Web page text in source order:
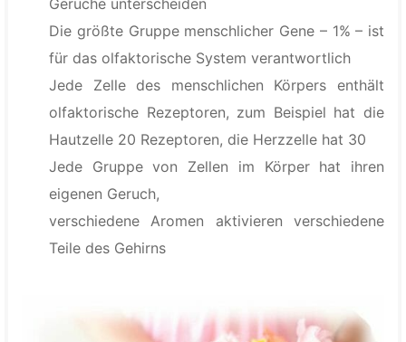
Die größte Gruppe menschlicher Gene – 1% – ist
für das olfaktorische System verantwortlich
Jede Zelle des menschlichen Körpers enthält
olfaktorische Rezeptoren, zum Beispiel hat die
Hautzelle 20 Rezeptoren, die Herzzelle hat 30
Jede Gruppe von Zellen im Körper hat ihren
eigenen Geruch,
verschiedene Aromen aktivieren verschiedene
Teile des Gehirns